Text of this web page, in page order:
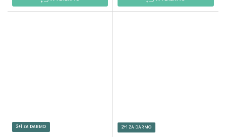
2+1 ZA DARMO 2+1 ZA DARMO